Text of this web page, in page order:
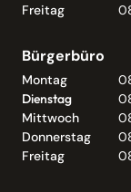
Freitag
Bürgerbüro
Montag
Dienstag
Mittwoch
Donnerstag
Freitag